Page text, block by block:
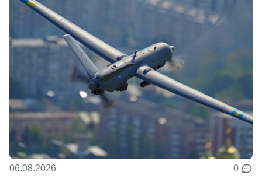
06.08.2026 0